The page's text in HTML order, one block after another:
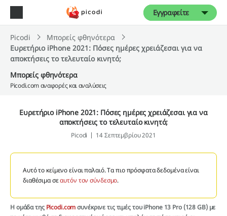
Εγγραφείτε
Μπορείς φθηνότερα
Picodi.com αναφορές και αναλύσεις
Picodi
Μπορείς φθηνότερα
Ευρετήριο iPhone 2021: Πόσες ημέρες χρειάζεσαι για να
αποκτήσεις το τελευταίο κινητό;
Ευρετήριο iPhone 2021: Πόσες ημέρες χρειάζεσαι για να
αποκτήσεις το τελευταίο κινητό;
Picodi 14 Σεπτεμβρίου 2021
Αυτό το κείμενο είναι παλαιό. Τα πιο πρόσφατα δεδομένα είναι
διαθέσιμα σεαυτόν τον σύνδεσμο.
Η ομάδα της Picodi.comσυνέκρινε τις τιμές του iPhone 13 Pro (128 GB) με